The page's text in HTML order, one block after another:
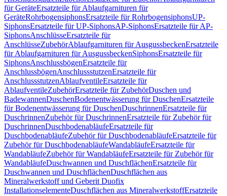
für GeräteErsatzteile für Ablaufgarnituren für
GeräteRohrbogensiphonsErsatzteile für RohrbogensiphonsUP-
SiphonsErsatzteile für UP-SiphonsAP-SiphonsErsatzteile für AP-
SiphonsAnschlüsseErsatzteile für
AnschlüsseZubehörAblaufgarnituren für AusgussbeckenErsatzteile
für Ablaufgarnituren für AusgussbeckenSiphonsErsatzteile für
SiphonsAnschlussbögenErsatzteile für
AnschlussbögenAnschlussstutzenErsatzteile für
AnschlussstutzenAblaufventileErsatzteile für
AblaufventileZubehörErsatzteile für ZubehörDuschen und
BadewannenDuschenBodenentwässerung für DuschenErsatzteile
für Bodenentwässerung für DuschenDuschrinnenErsatzteile für
DuschrinnenZubehör für DuschrinnenErsatzteile für Zubehör für
DuschrinnenDuschbodenabläufeErsatzteile für
DuschbodenabläufeZubehör für DuschbodenabläufeErsatzteile für
Zubehör für DuschbodenabläufeWandabläufeErsatzteile für
WandabläufeZubehör für WandabläufeErsatzteile für Zubehör für
WandabläufeDuschwannen und DuschflächenErsatzteile für
Duschwannen und DuschflächenDuschflächen aus
Mineralwerkstoff und Geberit Duofix
InstallationselementeDuschflächen aus MineralwerkstoffErsatzteile